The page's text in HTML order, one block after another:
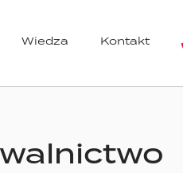
Wiedza Kontakt